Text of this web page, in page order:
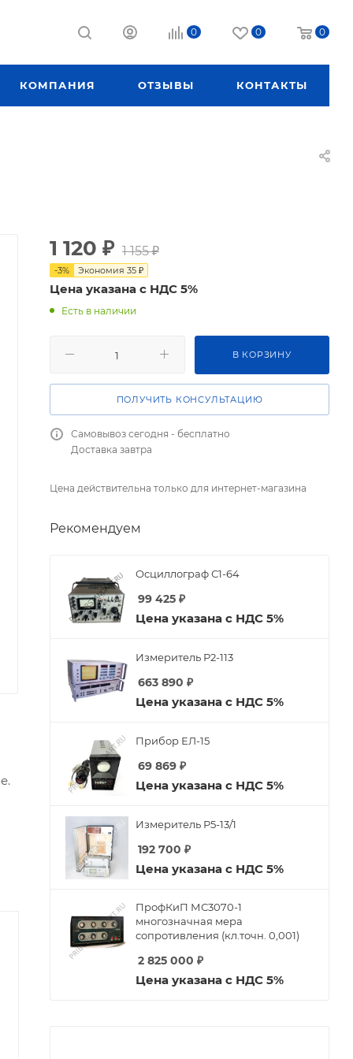
0 0 0
КОМПАНИЯ ОТЗЫВЫ КОНТАКТЫ
1 120 ₽ 1 155₽
-3% Экономия 35 ₽
Цена указана с НДС 5%
Есть в наличии
В КОРЗИНУ
ПОЛУЧИТЬ КОНСУЛЬТАЦИЮ
Самовывоз сегодня - бесплатно
Доставка завтра
Цена действительна только для интернет-магазина
Рекомендуем
Осциллограф С1-64
99 425 ₽
Цена указана с НДС 5%
Измеритель Р2-113
663 890 ₽
Цена указана с НДС 5%
Прибор ЕЛ-15
69 869 ₽
Цена указана с НДС 5%
Измеритель Р5-13/1
192 700 ₽
Цена указана с НДС 5%
ПрофКиП МС3070-1
многозначная мера
сопротивления (кл.точн. 0,001)
2 825 000 ₽
Цена указана с НДС 5%